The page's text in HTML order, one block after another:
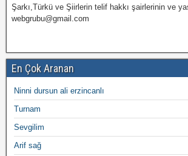
Şarkı,Türkü ve Şiirlerin telif hakkı şairlerinin ve
webgrubu@gmail.com
En Çok Aranan
Ninni dursun ali erzincanlı
Turnam
Sevgilim
Arif sağ